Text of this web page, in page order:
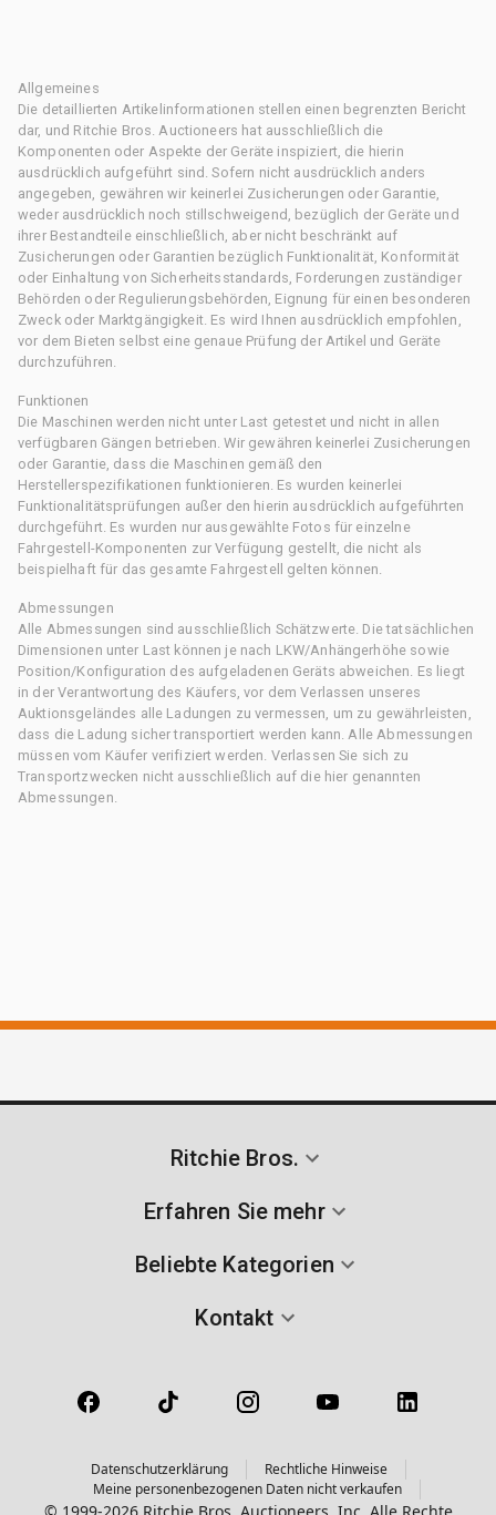
Allgemeines
Die detaillierten Artikelinformationen stellen einen begrenzten Bericht
dar, und Ritchie Bros. Auctioneers hat ausschließlich die
Komponenten oder Aspekte der Geräte inspiziert, die hierin
ausdrücklich aufgeführt sind. Sofern nicht ausdrücklich anders
angegeben, gewähren wir keinerlei Zusicherungen oder Garantie,
weder ausdrücklich noch stillschweigend, bezüglich der Geräte und
ihrer Bestandteile einschließlich, aber nicht beschränkt auf
Zusicherungen oder Garantien bezüglich Funktionalität, Konformität
oder Einhaltung von Sicherheitsstandards, Forderungen zuständiger
Behörden oder Regulierungsbehörden, Eignung für einen besonderen
Zweck oder Marktgängigkeit. Es wird Ihnen ausdrücklich empfohlen,
vor dem Bieten selbst eine genaue Prüfung der Artikel und Geräte
durchzuführen.
Funktionen
Die Maschinen werden nicht unter Last getestet und nicht in allen
verfügbaren Gängen betrieben. Wir gewähren keinerlei Zusicherungen
oder Garantie, dass die Maschinen gemäß den
Herstellerspezifikationen funktionieren. Es wurden keinerlei
Funktionalitätsprüfungen außer den hierin ausdrücklich aufgeführten
durchgeführt. Es wurden nur ausgewählte Fotos für einzelne
Fahrgestell-Komponenten zur Verfügung gestellt, die nicht als
beispielhaft für das gesamte Fahrgestell gelten können.
Abmessungen
Alle Abmessungen sind ausschließlich Schätzwerte. Die tatsächlichen
Dimensionen unter Last können je nach LKW/Anhängerhöhe sowie
Position/Konfiguration des aufgeladenen Geräts abweichen. Es liegt
in der Verantwortung des Käufers, vor dem Verlassen unseres
Auktionsgeländes alle Ladungen zu vermessen, um zu gewährleisten,
dass die Ladung sicher transportiert werden kann. Alle Abmessungen
müssen vom Käufer verifiziert werden. Verlassen Sie sich zu
Transportzwecken nicht ausschließlich auf die hier genannten
Abmessungen.
Ritchie Bros.
Erfahren Sie mehr
Beliebte Kategorien
Kontakt
Datenschutzerklärung
Rechtliche Hinweise
Meine personenbezogenen Daten nicht verkaufen